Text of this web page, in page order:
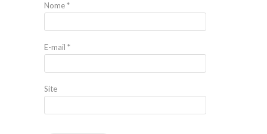
Nome*
E-mail *
Site